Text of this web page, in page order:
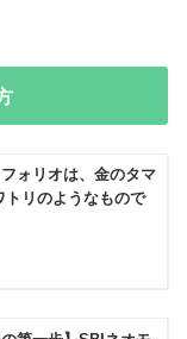
ォリオは、金のタマ
トリのようなもので